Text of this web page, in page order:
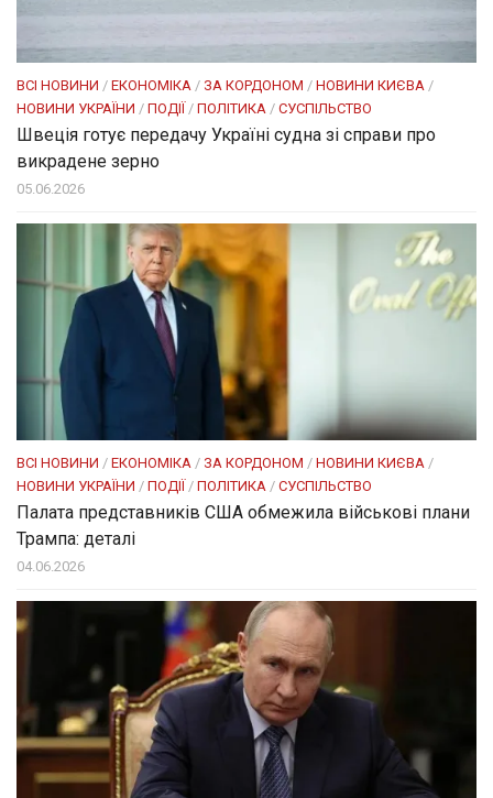
ВСІ НОВИНИ / ЕКОНОМІКА / ЗА КОРДОНОМ / НОВИНИ КИЄВА /
НОВИНИ УКРАЇНИ / ПОДІЇ/ ПОЛІТИКА / СУСПІЛЬСТВО
Швеція готує передачу Україні судна зі справи про
викрадене зерно
05.06.2026
ВСІ НОВИНИ / ЕКОНОМІКА / ЗА КОРДОНОМ / НОВИНИ КИЄВА /
НОВИНИ УКРАЇНИ / ПОДІЇ/ ПОЛІТИКА / СУСПІЛЬСТВО
Палата представників США обмежила військові плани
Трампа: деталі
04.06.2026